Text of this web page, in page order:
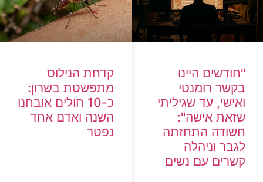
"חודשים היינו
בקשר רומנטי
ואישי, עד שגיליתי
שזאת אישה":
חשודה התחזתה
לגבר וניהלה
קשרים עם נשים
קדחת הנילוס
מתפשטת בשרון:
כ-10 חולים אובחנו
השנה ואדם אחד
נפטר